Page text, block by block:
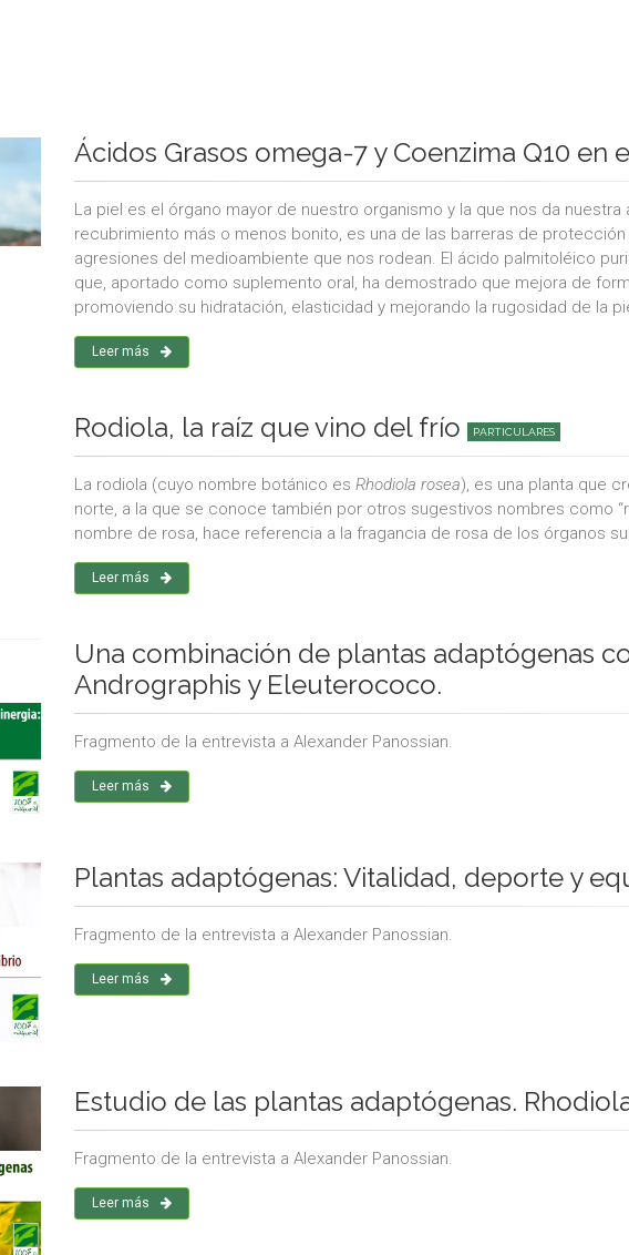
Ácidos Grasos omega-7 y Coenzima Q10 en
La piel es el órgano mayor de nuestro organismo y la que nos da
recubrimiento más o menos bonito, es una de las barreras de
agresiones del medioambiente que nos rodean. El ácido palmitoléico
que, aportado como suplemento oral, ha demostrado que mejora de
promoviendo su hidratación, elasticidad y mejorando la rugosidad de la
Leer más
Rodiola, la raíz que vino del frío PARTICULARES
La rodiola (cuyo nombre botánico es Rhodiola rosea), es una planta que
norte, a la que se conoce también por otros sugestivos nombres como
nombre de rosa, hace referencia a la fragancia de rosa de los órganos
Leer más
Una combinación de plantas adaptógenas
Andrographis y Eleuterococo.
Fragmento de la entrevista a Alexander Panossian.
Leer más
Plantas adaptógenas: Vitalidad, deporte y
Fragmento de la entrevista a Alexander Panossian.
Leer más
Estudio de las plantas adaptógenas.
Fragmento de la entrevista a Alexander Panossian.
Leer más